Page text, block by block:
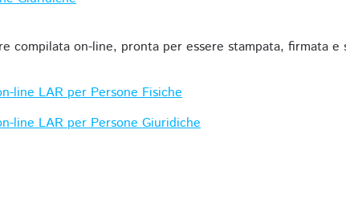
compilata on-line, pronta per essere stampata, firmata e
line LAR per Persone Fisiche
line LAR per Persone Giuridiche